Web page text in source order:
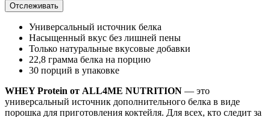
Отслеживать
Универсальный источник белка
Насыщенный вкус без лишней пены
Только натуральные вкусовые добавки
22,8 грамма белка на порцию
30 порций в упаковке
WHEY Protein от ALL4ME NUTRITION — это
универсальный источник дополнительного белка в виде
порошка для приготовления коктейля. Для всех, кто следит за